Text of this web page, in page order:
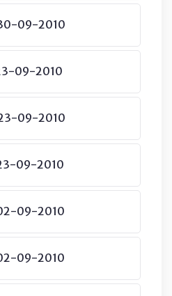
09-2010
09-2010
09-2010
09-2010
09-2010
09-2010